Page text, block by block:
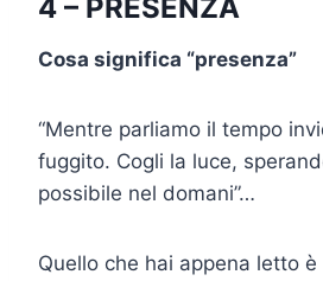
4 – PRESENZA
Cosa significa “presenza”
“Mentre parliamo il tempo
fuggito. Cogli la luce,
possibile nel domani”…
Quello che hai appena letto